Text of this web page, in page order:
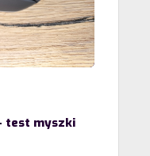
test myszki